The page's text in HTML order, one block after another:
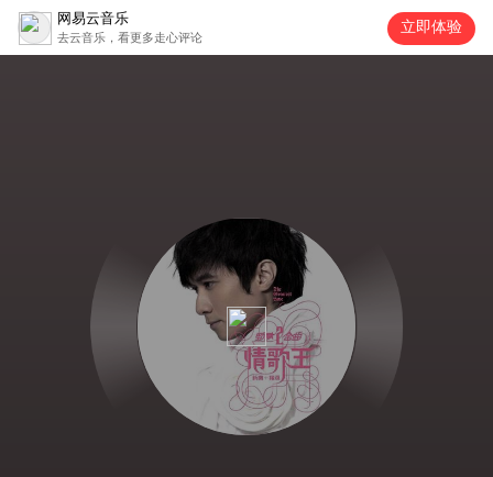
网易云音乐
去云音乐，看更多走心评论
立即体验